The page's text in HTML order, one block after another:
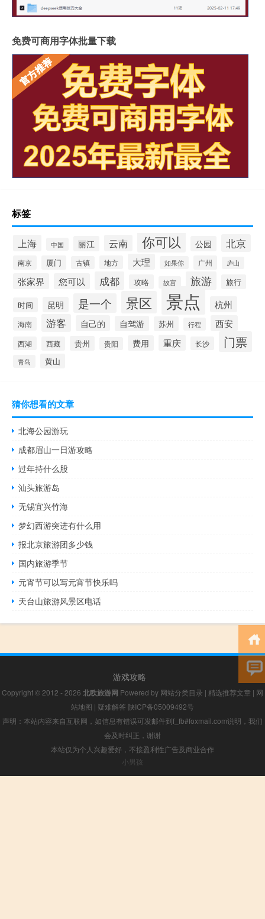
免费可商用字体批量下载
标签
上海 中国 丽江 云南 你可以 公园 北京
南京 厦门 古镇 地方 大理 如果你 广州 庐山
张家界 您可以 成都 攻略 故宫 旅游 旅行
时间 昆明 是一个 景区 景点 杭州
海南 游客 自己的 自驾游 苏州 行程 西安
西湖 西藏 贵州 贵阳 费用 重庆 长沙 门票
青岛 黄山
猜你想看的文章
北海公园游玩
成都眉山一日游攻略
过年持什么股
汕头旅游岛
无锡宜兴竹海
梦幻西游突进有什么用
报北京旅游团多少钱
国内旅游季节
元宵节可以写元宵节快乐吗
天台山旅游风景区电话
游戏攻略
Copyright © 2012 - 2026 北欧旅游网 Powered by 网站分类目录 | 精选推荐文章 | 网
站地图 | 疑难解答 陕ICP备05009492号
声明：本站内容来自互联网，如信息有错误可发邮件到f_fb#foxmail.com说明，我们
会及时纠正，谢谢
本站仅为个人兴趣爱好，不接盈利性广告及商业合作
小男孩